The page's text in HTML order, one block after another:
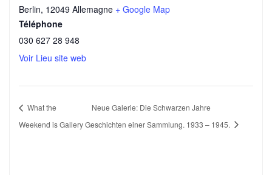
Berlin, 12049 Allemagne + Google Map
Téléphone
030 627 28 948
Voir Lieu site web
What the
Weekend is Gallery
Neue Galerie: Die Schwarzen Jahre
Geschichten einer Sammlung. 1933 – 1945.